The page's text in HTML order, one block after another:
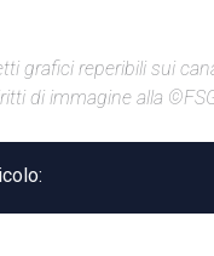
grafici reperibili sui
di immagine alla